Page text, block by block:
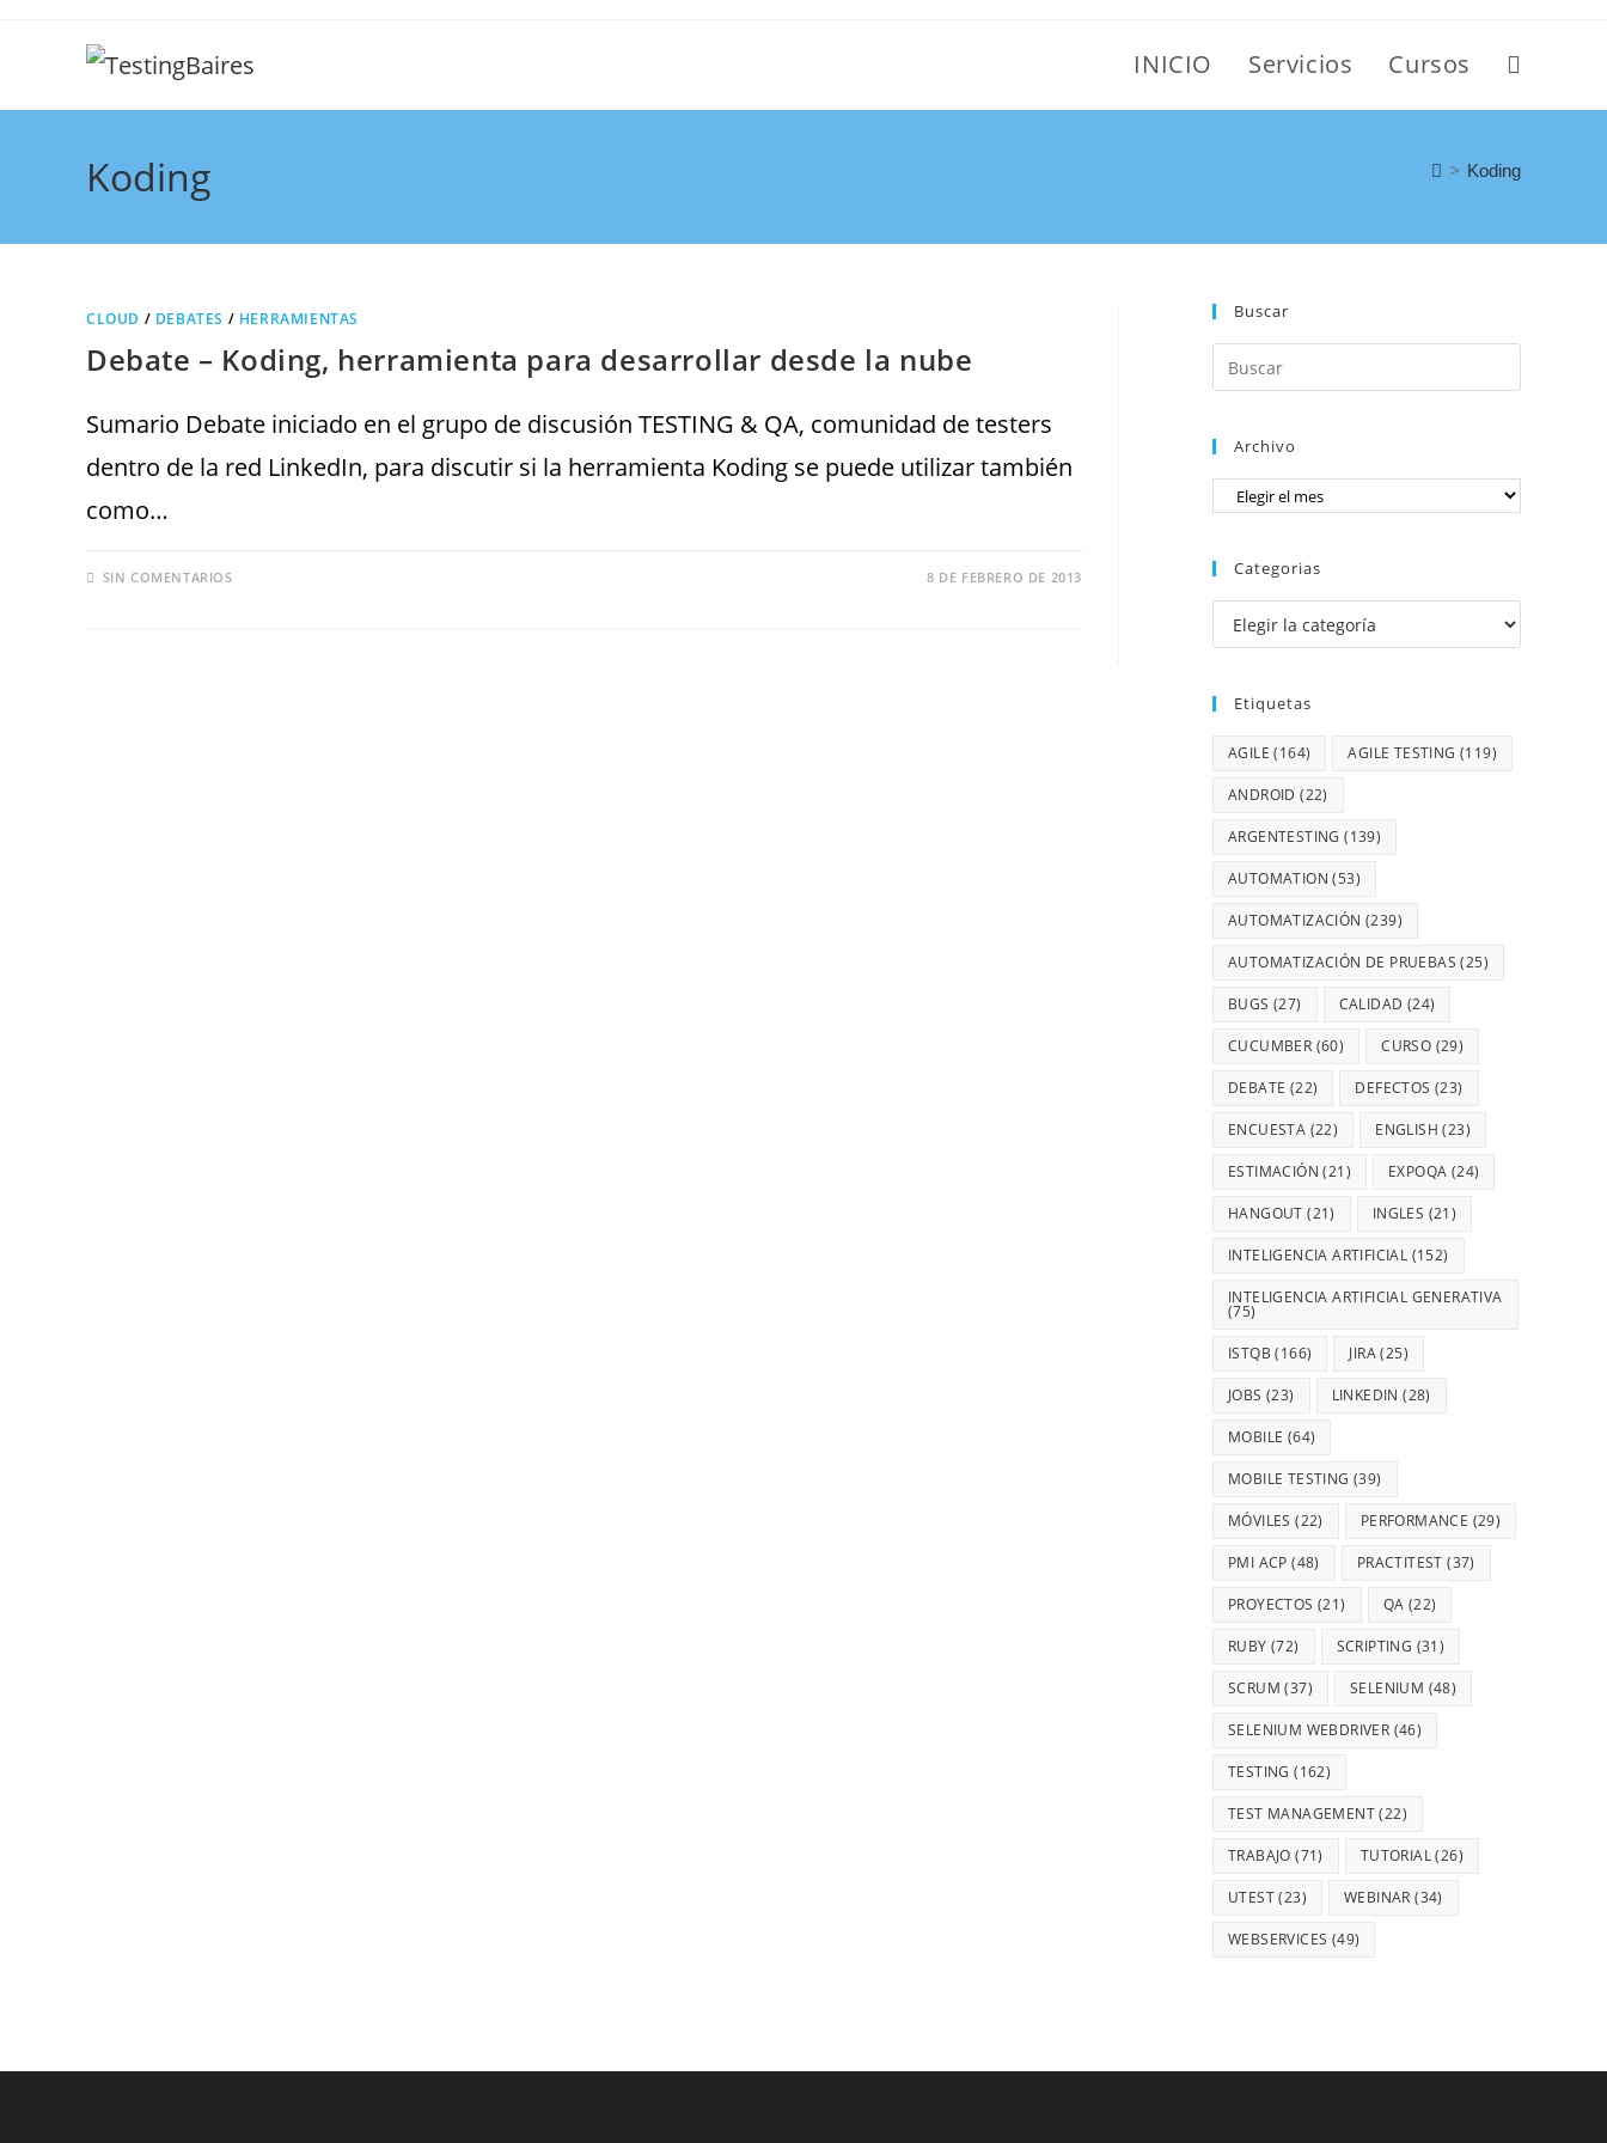
INICIO Servicios Cursos
Koding > Koding
CLOUD / DEBATES / HERRAMIENTAS
Debate – Koding, herramienta para desarrollar desde la nube
Sumario Debate iniciado en el grupo de discusión TESTING & QA, comunidad de testers
dentro de la red LinkedIn, para discutir si la herramienta Koding se puede utilizar también
como…
SIN COMENTARIOS 8 DE FEBRERO DE 2013
Buscar
Archivo
Categorias
Etiquetas
AGILE (164) AGILE TESTING (119)
ANDROID (22)
ARGENTESTING (139)
AUTOMATION (53)
AUTOMATIZACIÓN (239)
AUTOMATIZACIÓN DE PRUEBAS (25)
BUGS (27) CALIDAD (24)
CUCUMBER (60) CURSO (29)
DEBATE (22) DEFECTOS (23)
ENCUESTA (22) ENGLISH (23)
ESTIMACIÓN (21) EXPOQA (24)
HANGOUT (21) INGLES (21)
INTELIGENCIA ARTIFICIAL (152)
INTELIGENCIA ARTIFICIAL GENERATIVA
(75)
ISTQB (166) JIRA(25)
JOBS (23) LINKEDIN (28)
MOBILE (64)
MOBILE TESTING (39)
MÓVILES (22) PERFORMANCE (29)
PMI ACP (48) PRACTITEST (37)
PROYECTOS (21) QA (22)
RUBY (72) SCRIPTING (31)
SCRUM (37) SELENIUM (48)
SELENIUM WEBDRIVER (46)
TESTING (162)
TEST MANAGEMENT(22)
TRABAJO (71) TUTORIAL(26)
UTEST(23) WEBINAR (34)
WEBSERVICES (49)